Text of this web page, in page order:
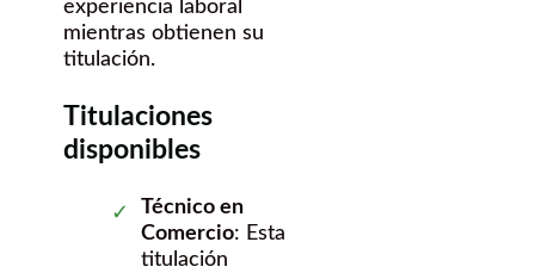
experiencia laboral
mientras obtienen su
titulación.
Titulaciones
disponibles
Técnico en
Comercio: Esta
titulación